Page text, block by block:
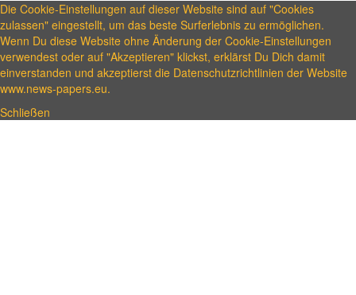
Die Cookie-Einstellungen auf dieser Website sind auf "Cookies
zulassen" eingestellt, um das beste Surferlebnis zu ermöglichen.
Wenn Du diese Website ohne Änderung der Cookie-Einstellungen
verwendest oder auf "Akzeptieren" klickst, erklärst Du Dich damit
einverstanden und akzeptierst die Datenschutzrichtlinien der Website
www.news-papers.eu.
Schließen